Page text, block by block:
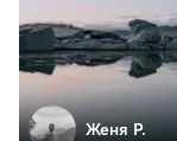
Женя Р.